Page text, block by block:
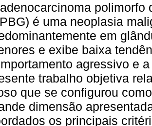
polimorfo
é uma neoplasia
em
e exibe baixa
agressivo e
trabalho objetiva
que se configurou
dimensão
os principais